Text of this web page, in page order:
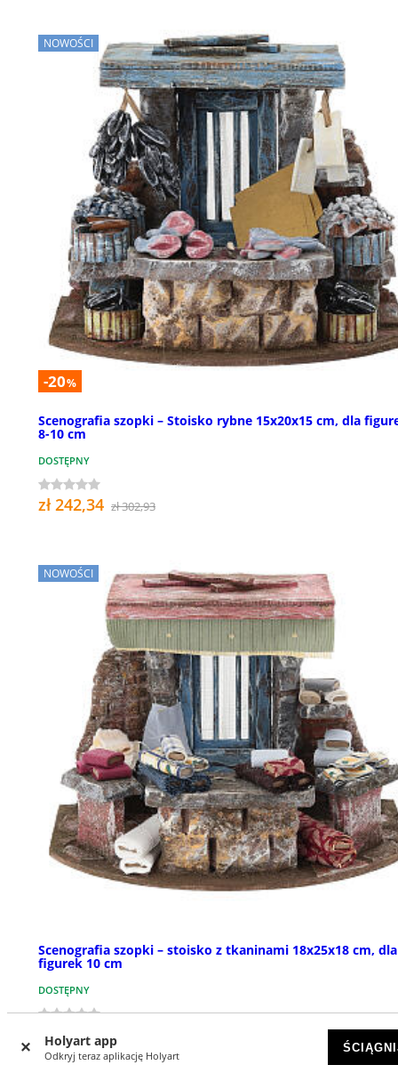
Holyart app
Odkryj teraz aplikację Holyart
NOWOŚCI
-20%
Scenografia szopki – Stoisko rybne 15x20x15 cm, dla
8-10 cm
DOSTĘPNY
zł 242,34 zł 302,93
NOWOŚCI
Scenografia szopki – stoisko z tkaninami 18x25x18 cm, dla
figurek 10 cm
DOSTĘPNY
zł 383,86